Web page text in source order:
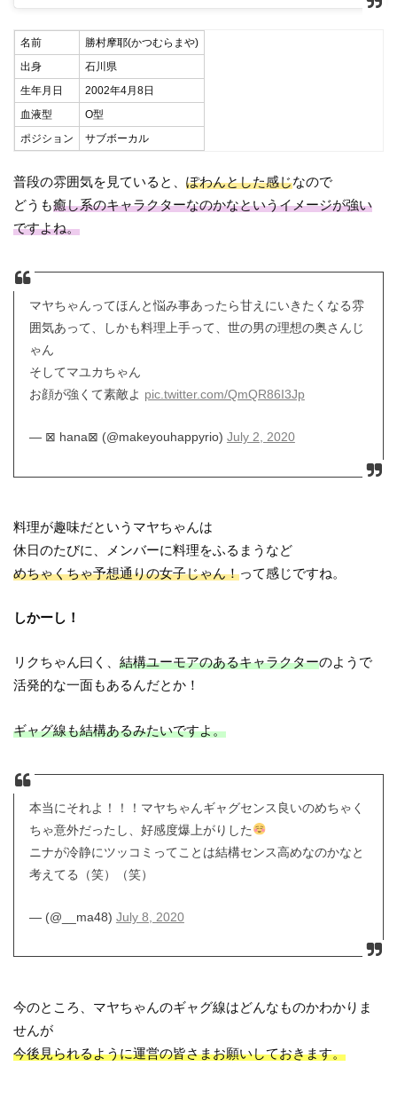
名前
勝村摩耶(かつむらまや)
出身
石川県
生年月日
2002年4月8日
血液型
O型
ポジション
サブボーカル
普段の雰囲気を見ていると、ぽわんとした感じなので
どうも癒し系のキャラクターなのかなというイメージが強い
ですよね。
マヤちゃんってほんと悩み事あったら甘えにいきたくなる雰
囲気あって、しかも料理上手って、世の男の理想の奥さんじ
ゃん
そしてマユカちゃん
お顔が強くて素敵よ pic.twitter.com/QmQR86I3Jp
— ⊠ hana⊠ (@makeyouhappyrio) July 2, 2020
料理が趣味だというマヤちゃんは
休日のたびに、メンバーに料理をふるまうなど
めちゃくちゃ予想通りの女子じゃん！って感じですね。
しかーし！
リクちゃん曰く、結構ユーモアのあるキャラクターのようで
活発的な一面もあるんだとか！
ギャグ線も結構あるみたいですよ。
本当にそれよ！！！マヤちゃんギャグセンス良いのめちゃく
ちゃ意外だったし、好感度爆上がりした
ニナが冷静にツッコミってことは結構センス高めなのかなと
考えてる（笑）（笑）
— (@__ma48) July 8, 2020
今のところ、マヤちゃんのギャグ線はどんなものかわかりま
せんが
今後見られるように運営の皆さまお願いしておきます。